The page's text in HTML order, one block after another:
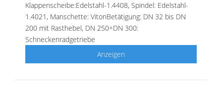
Klappenscheibe:Edelstahl-1.4408, Spindel: Edelstahl-
1.4021, Manschette: VitonBetätigung: DN 32 bis DN
200 mit Rasthebel, DN 250+DN 300:
Schneckenradgetriebe
Anzeigen